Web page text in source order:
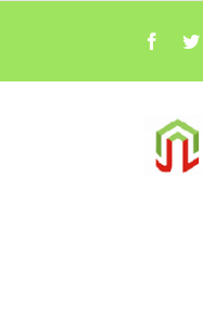
content